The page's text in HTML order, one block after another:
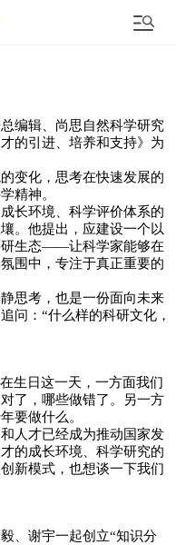
编辑、尚思自然科学研究
的引进、培养和支持》为
变化，思考在快速发展的
精神。
长环境、科学评价体系的
。他提出，应建设一个以
研生态——让科学家能够在
围中，专注于真正重要的
思考，也是一份面向未来
问：“什么样的科研文化，
生日这一天，一方面我们
了，哪些做错了。另一方
要做什么。
人才已经成为推动国家发
的成长环境、科学研究的
新模式，也想谈一下我们
、谢宇一起创立“知识分